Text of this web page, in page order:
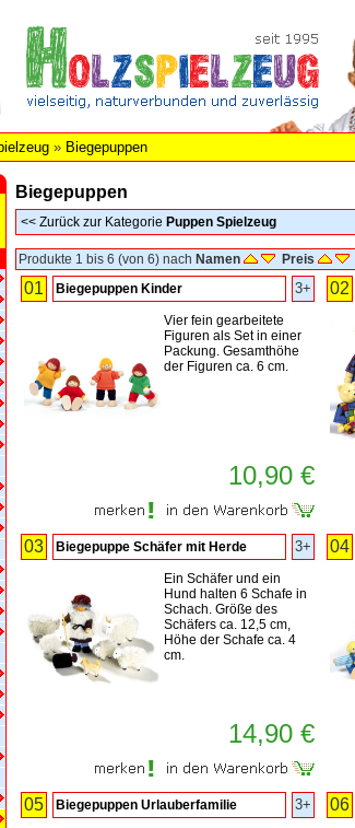
» Biegepuppen
Biegepuppen
<< Zurück zur Kategorie Puppen Spielzeug
Produkte 1 bis 6 (von 6) nach Namen Preis
01 Biegepuppen Kinder 3+
Vier fein gearbeitete
Figuren als Set in einer
Packung. Gesamthöhe
der Figuren ca. 6 cm.
10,90 €
02
03 Biegepuppe Schäfer mit Herde 3+
Ein Schäfer und ein
Hund halten 6 Schafe in
Schach. Größe des
Schäfers ca. 12,5 cm,
Höhe der Schafe ca. 4
cm.
14,90 €
04
05 Biegepuppen Urlauberfamilie 3+ 06